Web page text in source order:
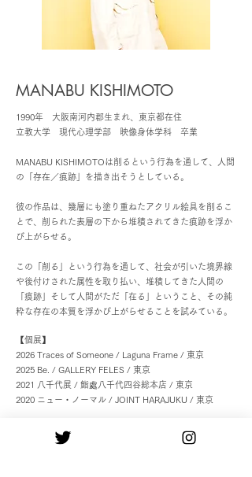
MANABU KISHIMOTO
1990年 大阪南河内郡生まれ、東京都在住
立教大学 現代心理学部 映像身体学科 卒業
MANABU KISHIMOTOは削るという行為を通して、人間
の「存在／痕跡」を描き出そうとしている。
彼の作品は、幾層にも塗り重ねたアクリル絵具を削るこ
とで、削られた表層の下から堆積されてきた痕跡を浮か
び上がらせる。
この「削る」という行為を通して、社会が引いた境界線
や後付けされた属性を取り払い、堆積してきた人間の
「痕跡」そして人間がただ「在る」ということ、その純
粋な存在の本質を浮かび上がらせることを試みている​。
【個展】
2026 Traces of Someone / Laguna Frame / 東京
2025 Be. / GALLERY FELES / 東京
2021 八千代展 / 鮨處八千代四谷総本店 / 東京
2020 ニュー・ノーマル / JOINT HARAJUKU / 東京
【主なグループ展】
2025 文字と記憶の断片/狭間 / Third Art Gallery / 東京